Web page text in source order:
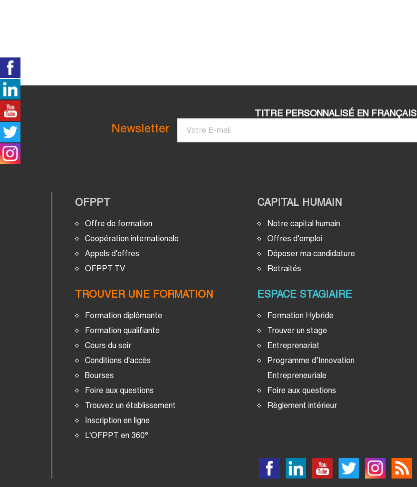
TITRE PERSONNALISÉ EN FRANÇAIS
Newsletter
Courriel
OFPPT
Offre de formation
Coopération internationale
Appels d'offres
OFPPT TV
CAPITAL HUMAIN
Notre capital humain
Offres d'emploi
Déposer ma candidature
Retraités
TROUVER UNE FORMATION
Formation diplômante
Formation qualifiante
Cours du soir
Conditions d'accès
Bourses
Foire aux questions
Trouvez un établissement
Inscription en ligne
L'OFPPT en 360°
ESPACE STAGIAIRE
Formation Hybride
Trouver un stage
Entreprenariat
Programme d’Innovation
Entrepreneuriale
Foire aux questions
Règlement intérieur